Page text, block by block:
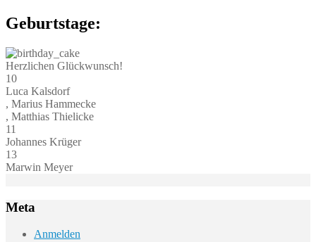
Geburtstage:
Herzlichen Glückwunsch!
10
Luca Kalsdorf
, Marius Hammecke
, Matthias Thielicke
11
Johannes Krüger
13
Marwin Meyer
Meta
Anmelden